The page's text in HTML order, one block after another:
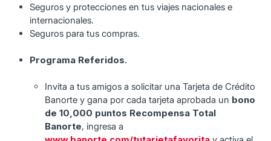
Seguros y protecciones en tus viajes nacionales e
internacionales.
Seguros para tus compras.
Programa Referidos.
Invita a tus amigos a solicitar una Tarjeta de Crédito
Banorte y gana por cada tarjeta aprobada un bono
de 10,000 puntos Recompensa Total
Banorte, ingresa a